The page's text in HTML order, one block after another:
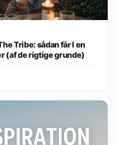
Tribe: sådan får I en
(af de rigtige grunde)